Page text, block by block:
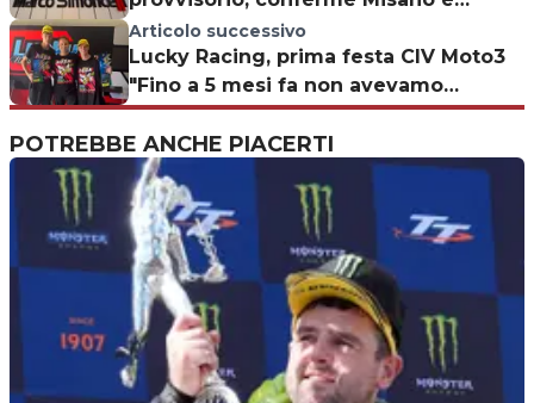
Magny-Cours
Articolo successivo
Lucky Racing, prima festa CIV Moto3
"Fino a 5 mesi fa non avevamo
niente!"
POTREBBE ANCHE PIACERTI